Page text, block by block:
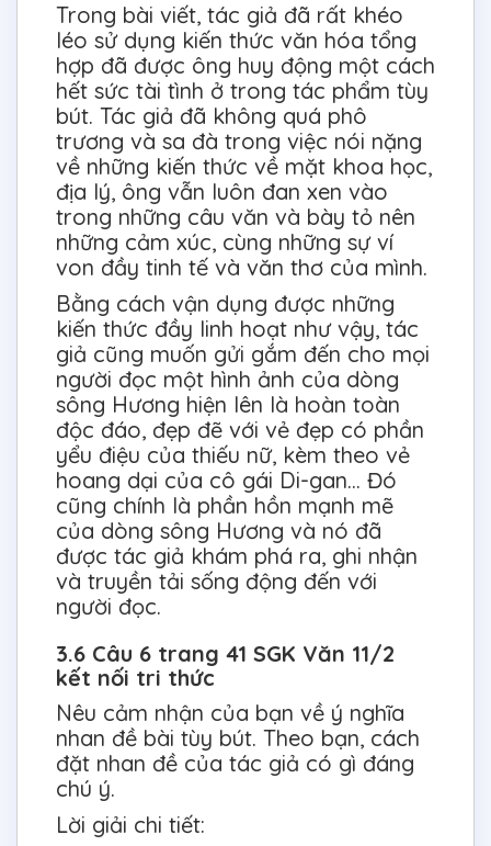
Trong bài viết, tác giả đã rất khéo
léo sử dụng kiến thức văn hóa tổng
hợp đã được ông huy động một cách
hết sức tài tình ở trong tác phẩm tùy
bút. Tác giả đã không quá phô
trương và sa đà trong việc nói nặng
về những kiến thức về mặt khoa học,
địa lý, ông vẫn luôn đan xen vào
trong những câu văn và bày tỏ nên
những cảm xúc, cùng những sự ví
von đầy tinh tế và văn thơ của mình.
Bằng cách vận dụng được những
kiến thức đầy linh hoạt như vậy, tác
giả cũng muốn gửi gắm đến cho mọi
người đọc một hình ảnh của dòng
sông Hương hiện lên là hoàn toàn
độc đáo, đẹp đẽ với vẻ đẹp có phần
yểu điệu của thiếu nữ, kèm theo vẻ
hoang dại của cô gái Di-gan… Đó
cũng chính là phần hồn mạnh mẽ
của dòng sông Hương và nó đã
được tác giả khám phá ra, ghi nhận
và truyền tải sống động đến với
người đọc.
3.6 Câu 6 trang 41 SGK Văn 11/2
kết nối tri thức
Nêu cảm nhận của bạn về ý nghĩa
nhan đề bài tùy bút. Theo bạn, cách
đặt nhan đề của tác giả có gì đáng
chú ý.
Lời giải chi tiết: